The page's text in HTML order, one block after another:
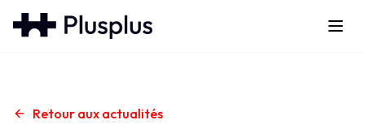
Retour aux actualités